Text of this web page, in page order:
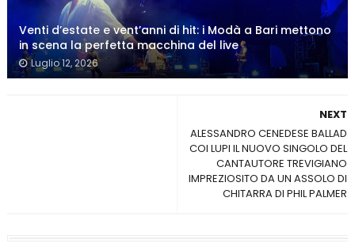
Venti d’estate e vent’anni di hit: i Modà a Bari mettono
in scena la perfetta macchina del live
Luglio 12, 2026
NEXT
ALESSANDRO CENEDESE BALLAD
COI LUPI IL NUOVO SINGOLO DEL
CANTAUTORE TREVIGIANO
IMPREZIOSITO DA UN ASSOLO DI
CHITARRA DI PHIL PALMER